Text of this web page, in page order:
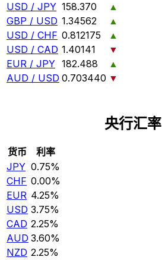
USD / JPY 158.370
▲
GBP / USD 1.34562
▲
USD / CHF 0.812175
▲
USD / CAD 1.40141
▼
EUR / JPY 182.488
▲
AUD / USD 0.703440 ▼
央行汇率
货币
利率
JPY 0.75%
CHF 0.00%
EUR 4.25%
USD 3.75%
CAD 2.25%
AUD 3.60%
NZD 2.25%